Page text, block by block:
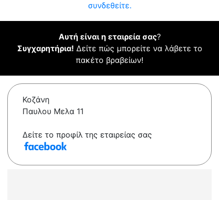
συνδεθείτε.
Αυτή είναι η εταιρεία σας?
Συγχαρητήρια! Δείτε πώς μπορείτε να λάβετε το
πακέτο βραβείων!
Κοζάνη
Παυλου Μελα 11
Δείτε το προφίλ της εταιρείας σας